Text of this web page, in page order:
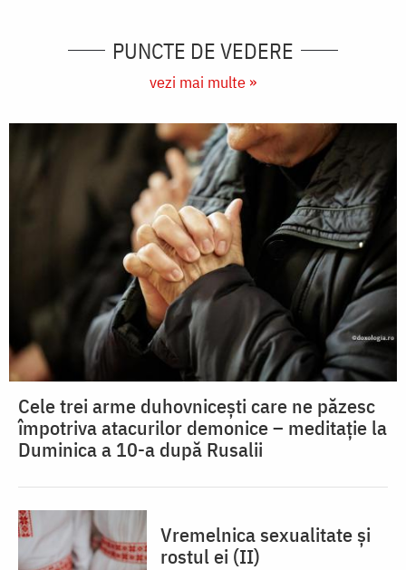
PUNCTE DE VEDERE
vezi mai multe »
Cele trei arme duhovnicești care ne păzesc
împotriva atacurilor demonice – meditație la
Duminica a 10-a după Rusalii
Vremelnica sexualitate și
rostul ei (II)